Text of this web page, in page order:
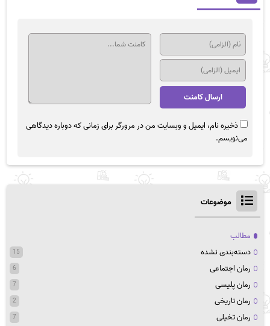
ذخیره نام، ایمیل و وبسایت من در مرورگر برای زمانی که دوباره دیدگاهی
می‌نویسم.
موضوعات
مطالب
دسته‌بندی نشده
15
رمان اجتماعی 6
رمان پلیسی 7
رمان تاریخی 2
رمان تخیلی 7